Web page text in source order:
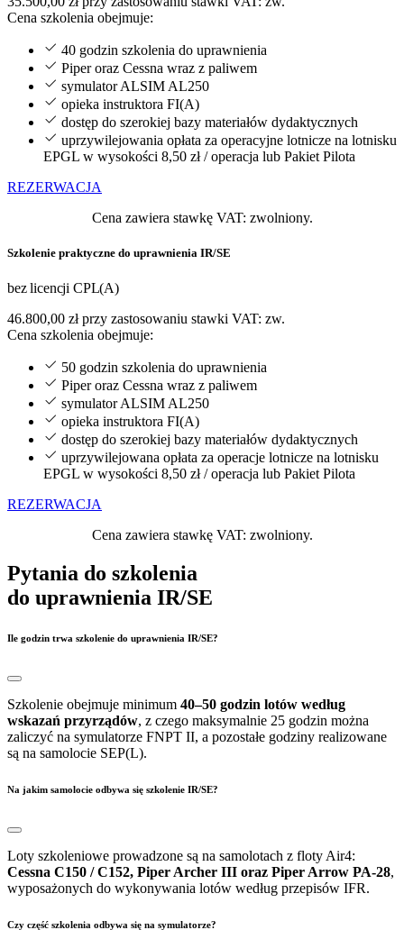
Cena szkolenia obejmuje:
40 godzin szkolenia do uprawnienia
Piper oraz Cessna wraz z paliwem
symulator ALSIM AL250
opieka instruktora FI(A)
dostęp do szerokiej bazy materiałów dydaktycznych
uprzywilejowania opłata za operacyjne lotnicze na lotnisku
EPGL w wysokości 8,50 zł / operacja lub Pakiet Pilota
REZERWACJA
Cena zawiera stawkę VAT: zwolniony.
Szkolenie praktyczne do uprawnienia IR/SE
bez licencji CPL(A)
46.800,00 złprzy zastosowaniu stawki VAT: zw.
Cena szkolenia obejmuje:
50 godzin szkolenia do uprawnienia
Piper oraz Cessna wraz z paliwem
symulator ALSIM AL250
opieka instruktora FI(A)
dostęp do szerokiej bazy materiałów dydaktycznych
uprzywilejowana opłata za operacje lotnicze na lotnisku
EPGL w wysokości 8,50 zł / operacja lub Pakiet Pilota
REZERWACJA
Cena zawiera stawkę VAT: zwolniony.
Pytania do szkolenia
do uprawnienia IR/SE
Ile godzin trwa szkolenie do uprawnienia IR/SE?
Szkolenie obejmuje minimum 40–50 godzin lotów według
wskazań przyrządów, z czego maksymalnie 25 godzin można
zaliczyć na symulatorze FNPT II, a pozostałe godziny realizowane
są na samolocie SEP(L).
Na jakim samolocie odbywa się szkolenie IR/SE?
Loty szkoleniowe prowadzone są na samolotach z floty Air4:
Cessna C150 / C152, Piper Archer III oraz Piper Arrow PA-28,
wyposażonych do wykonywania lotów według przepisów IFR.
Czy część szkolenia odbywa się na symulatorze?